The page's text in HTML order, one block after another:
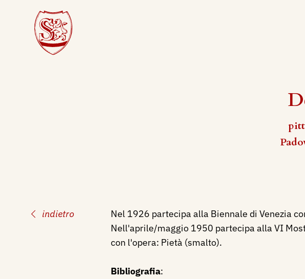
indietro
Nel 1926 partecipa alla Biennale di Venezia
Nell'aprile/maggio 1950 partecipa alla VI
con l'opera: Pietà (smalto).
Bibliografia: